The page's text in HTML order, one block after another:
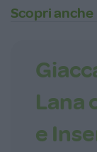
Scopri anche
Lana
e